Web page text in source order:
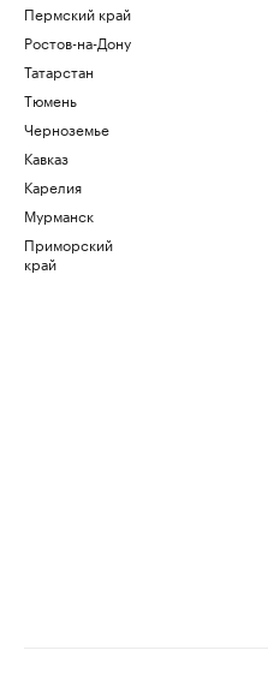
Пермский край
Ростов-на-Дону
Татарстан
Тюмень
Черноземье
Кавказ
Карелия
Мурманск
Приморский
край